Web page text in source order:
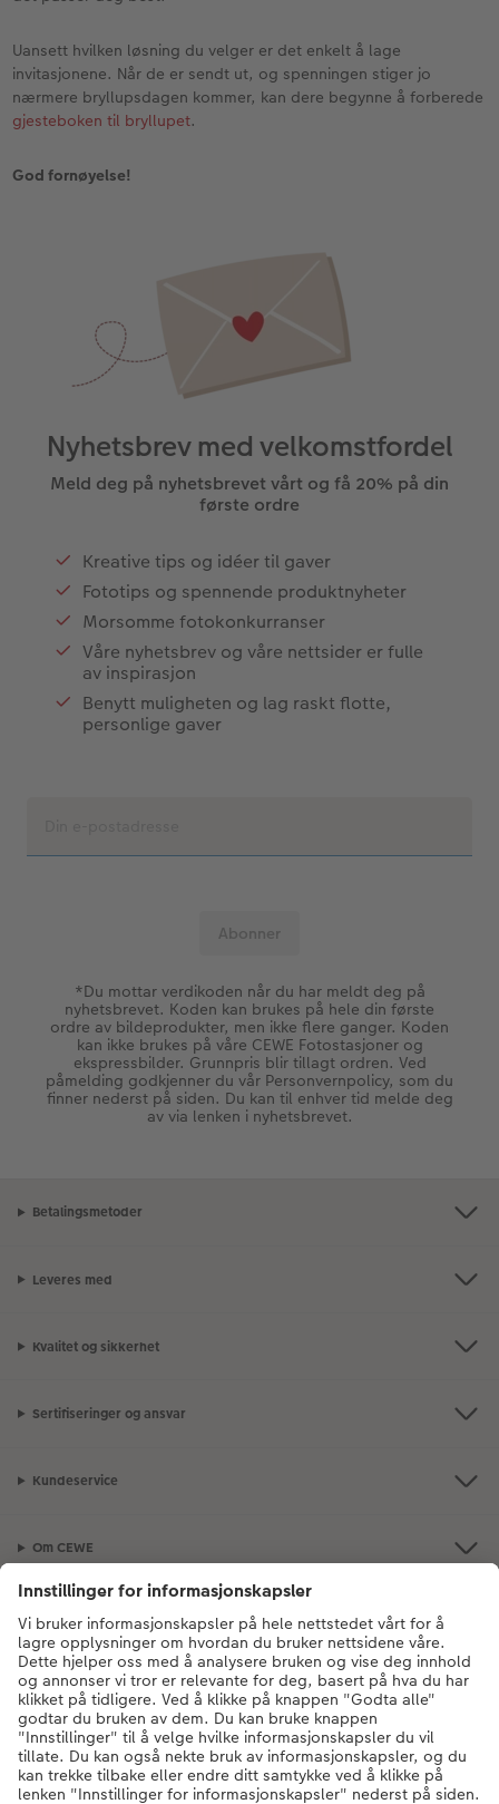
Uansett hvilken løsning du velger er det enkelt å lage
invitasjonene. Når de er sendt ut, og spenningen stiger jo
nærmere bryllupsdagen kommer, kan dere begynne å forberede
gjesteboken til bryllupet.
God fornøyelse!
Nyhetsbrev med velkomstfordel
Meld deg på nyhetsbrevet vårt og få 20% på din
første ordre
Kreative tips og idéer til gaver
Fototips og spennende produktnyheter
Morsomme fotokonkurranser
Våre nyhetsbrev og våre nettsider er fulle
av inspirasjon
Benytt muligheten og lag raskt flotte,
personlige gaver
*Du mottar verdikoden når du har meldt deg på
nyhetsbrevet. Koden kan brukes på hele din første
ordre av bildeprodukter, men ikke flere ganger. Koden
kan ikke brukes på våre CEWE Fotostasjoner og
ekspressbilder. Grunnpris blir tillagt ordren. Ved
påmelding godkjenner du vår Personvernpolicy, som du
finner nederst på siden. Du kan til enhver tid melde deg
av via lenken i nyhetsbrevet.
Betalingsmetoder
Leveres med
Kvalitet og sikkerhet
Sertifiseringer og ansvar
Kundeservice
Om CEWE
Bildeprodukter
Andre produkter